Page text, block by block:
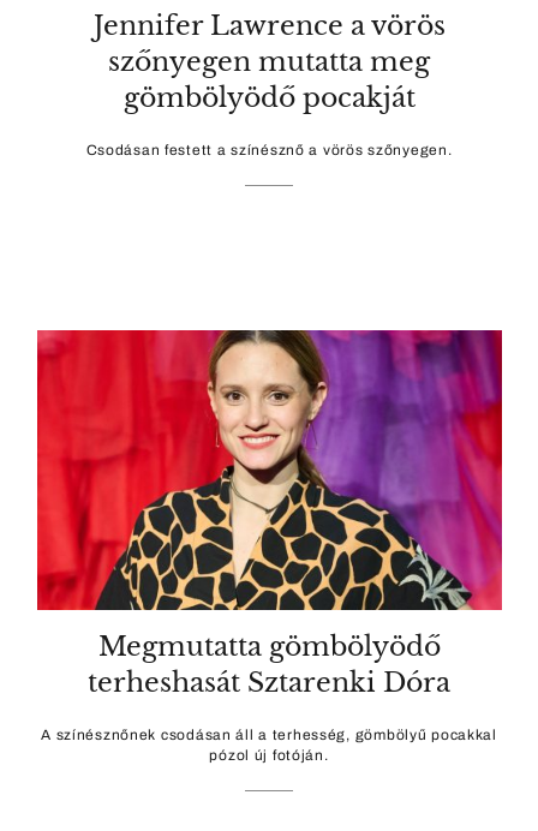
Jennifer Lawrence a vörös
szőnyegen mutatta meg
gömbölyödő pocakját
Csodásan festett a színésznő a vörös szőnyegen.
Megmutatta gömbölyödő
terheshasát Sztarenki Dóra
A színésznőnek csodásan áll a terhesség, gömbölyű pocakkal
pózol új fotóján.